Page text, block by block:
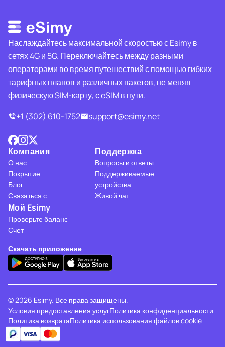
Наслаждайтесь максимальной скоростью с Esimy в
сетях 4G и 5G. Переключайтесь между разными
операторами во время путешествий с помощью гибких
тарифных планов и различных пакетов, не меняя
физическую SIM-карту, с eSIM в пути.
+1 (302) 610-1752
support@esimy.net
Компания
О нас
Покрытие
Блог
Связаться с
Поддержка
Вопросы и ответы
Поддерживаемые
устройства
Живой чат
Мой Esimy
Проверьте баланс
Счет
Скачать приложение
© 2026 Esimy. Все права защищены.
Условия предоставления услугПолитика конфиденциальности
Политика возвратаПолитика использования файлов cookie